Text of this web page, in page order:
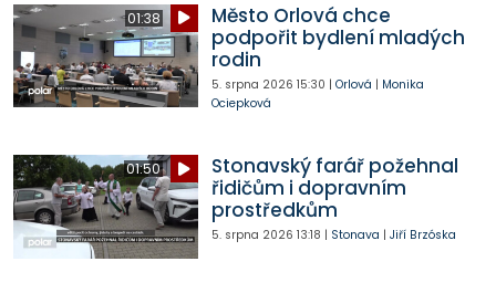
01:38
Město Orlová chce
podpořit bydlení mladých
rodin
5. srpna 2026 15:30 | Orlová | Monika
Ociepková
01:50
Stonavský farář požehnal
řidičům i dopravním
prostředkům
5. srpna 2026 13:18 | Stonava | Jiří Brzóska